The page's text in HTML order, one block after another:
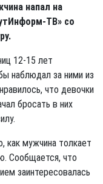
напал на
ТВ» со
12-15 лет
наблюдал за ними из
что девочки
бросать в них
как мужчина толкает
Сообщается, что
заинтересовалась